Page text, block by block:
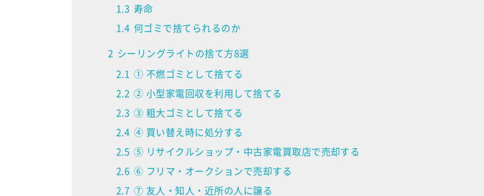
1.3 寿命
1.4 何ゴミで捨てられるのか
2 シーリングライトの捨て方8選
2.1 ① 不燃ゴミとして捨てる
2.2 ② 小型家電回収を利用して捨てる
2.3 ③ 粗大ゴミとして捨てる
2.4 ④ 買い替え時に処分する
2.5 ⑤ リサイクルショップ・中古家電買取店で売却する
2.6 ⑥ フリマ・オークションで売却する
2.7 ⑦ 友人・知人・近所の人に譲る